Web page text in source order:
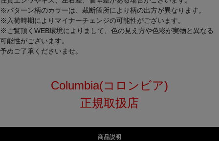
※パターン柄のカラーは、裁断箇所により柄の出方が異なります。
※入荷時期によりマイナーチェンジの可能性がございます。
※ご覧頂くWEB環境によりまして、色の見え方や色彩が実物と異なる
可能性がございます。
予めご了承くださいませ。
Columbia(コロンビア)
正規取扱店
商品説明